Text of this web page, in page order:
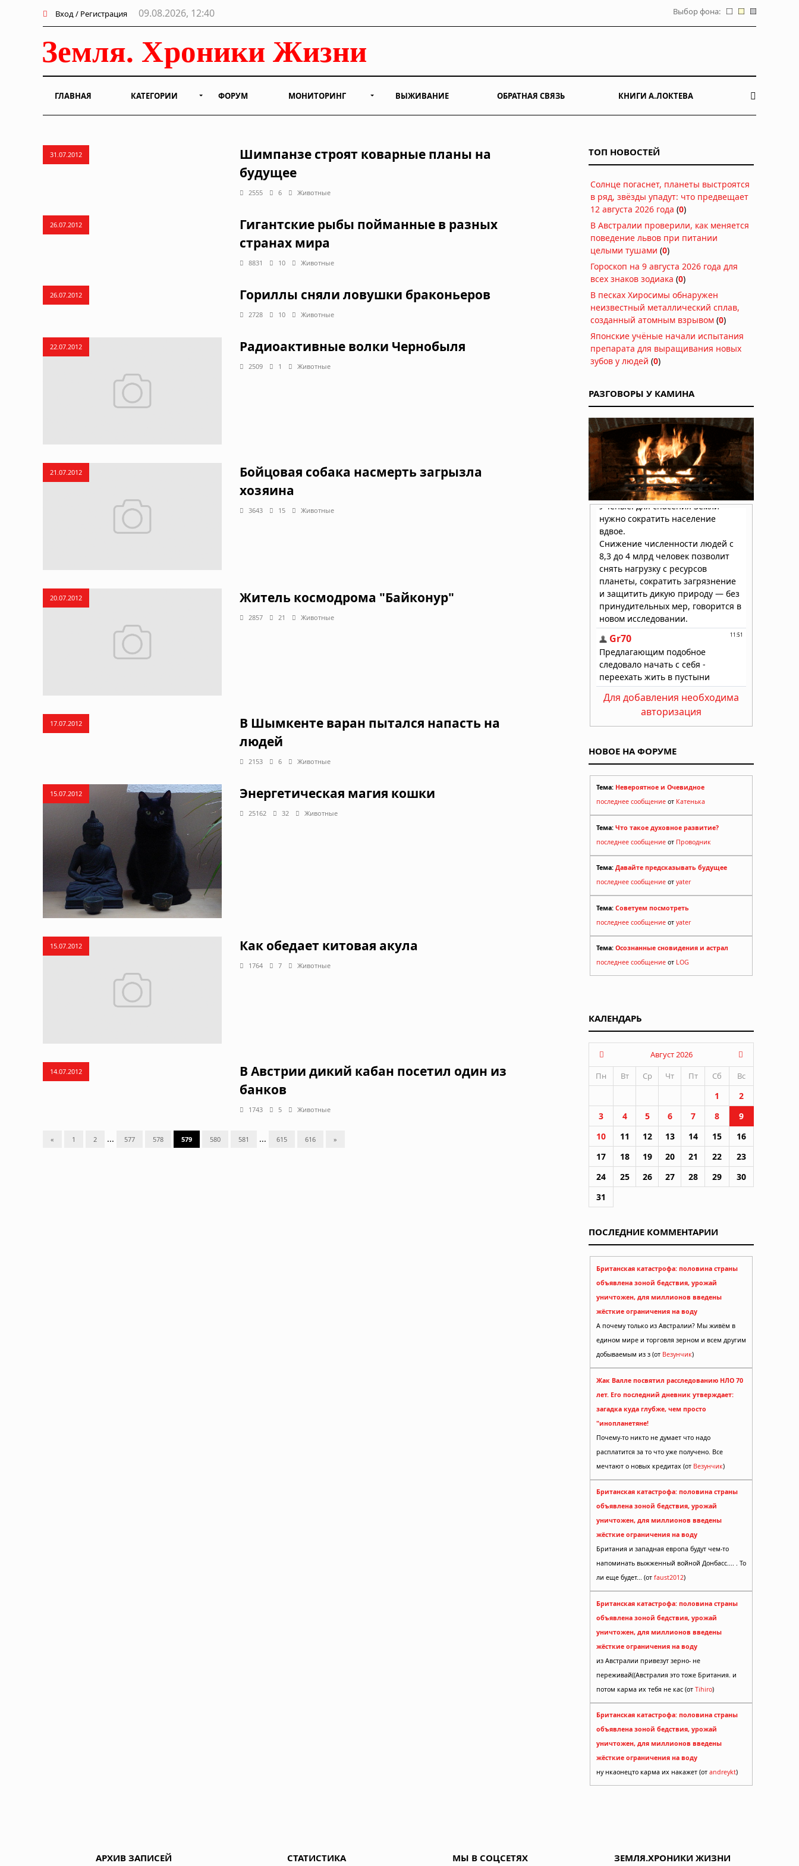
Вход / Регистрация 09.08.2026, 12:40 Выбор фона:
ГЛАВНАЯ КАТЕГОРИИ ФОРУМ МОНИТОРИНГ ВЫЖИВАНИЕ ОБРАТНАЯ СВЯЗЬ КНИГИ А.ЛОКТЕВА
31.07.2012
Шимпанзе строят коварные планы на
будущее
2555 6 Животные
26.07.2012
Гигантские рыбы пойманные в разных
странах мира
8831 10 Животные
26.07.2012 Гориллы сняли ловушки браконьеров
2728 10 Животные
22.07.2012 Радиоактивные волки Чернобыля
2509 1 Животные
21.07.2012
Бойцовая собака насмерть загрызла
хозяина
3643 15 Животные
20.07.2012 Житель космодрома "Байконур"
2857 21 Животные
17.07.2012
В Шымкенте варан пытался напасть на
людей
2153 6 Животные
15.07.2012 Энергетическая магия кошки
25162 32 Животные
15.07.2012 Как обедает китовая акула
1764 7 Животные
14.07.2012
В Австрии дикий кабан посетил один из
банков
1743 5 Животные
« 1 2 ... 577 578 579 580 581 ... 615 616 »
ТОП НОВОСТЕЙ
Солнце погаснет, планеты выстроятся
в ряд, звёзды упадут: что предвещает
12 августа 2026 года (0)
В Австралии проверили, как меняется
поведение львов при питании
целыми тушами (0)
Гороскоп на 9 августа 2026 года для
всех знаков зодиака (0)
В песках Хиросимы обнаружен
неизвестный металлический сплав,
созданный атомным взрывом (0)
Японские учёные начали испытания
препарата для выращивания новых
зубов у людей (0)
РАЗГОВОРЫ У КАМИНА
Для добавления необходима
авторизация
НОВОЕ НА ФОРУМЕ
Тема: Невероятное и Очевидное
последнее сообщение от Катенька
Тема: Что такое духовное развитие?
последнее сообщение от Проводник
Тема: Давайте предсказывать будущее
последнее сообщение от yater
Тема: Советуем посмотреть
последнее сообщение от yater
Тема: Осознанные сновидения и астрал
последнее сообщение от LOG
КАЛЕНДАРЬ
Август 2026
Пн
Вт Ср Чт Пт Сб Вс
1
2
3
4 5 6 7 8
9
10
11 12 13 14 15
16
17
18 19 20 21 22
23
24
25 26 27 28 29
30
31
ПОСЛЕДНИЕ КОММЕНТАРИИ
Британская катастрофа: половина страны
объявлена зоной бедствия, урожай
уничтожен, для миллионов введены
жёсткие ограничения на воду
А почему только из Австралии? Мы живём в
едином мире и торговля зерном и всем другим
добываемым из з (от Везунчик)
Жак Валле посвятил расследованию НЛО 70
лет. Его последний дневник утверждает:
загадка куда глубже, чем просто
"инопланетяне!
Почему-то никто не думает что надо
расплатится за то что уже получено. Все
мечтают о новых кредитах (от Везунчик)
Британская катастрофа: половина страны
объявлена зоной бедствия, урожай
уничтожен, для миллионов введены
жёсткие ограничения на воду
Британия и западная европа будут чем-то
напоминать выжженный войной Донбасс.... . То
ли еще будет... (от faust2012)
Британская катастрофа: половина страны
объявлена зоной бедствия, урожай
уничтожен, для миллионов введены
жёсткие ограничения на воду
из Австралии привезут зерно- не
переживай((Австралия это тоже Британия. и
потом карма их тебя не кас (от Tihiro)
Британская катастрофа: половина страны
объявлена зоной бедствия, урожай
уничтожен, для миллионов введены
жёсткие ограничения на воду
ну нкаонецто карма их накажет (от andreykt)
АРХИВ ЗАПИСЕЙ СТАТИСТИКА МЫ В СОЦСЕТЯХ ЗЕМЛЯ.ХРОНИКИ ЖИЗНИ